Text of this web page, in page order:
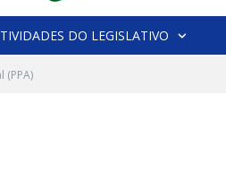
DO LEGISLATIVO
(PPA)